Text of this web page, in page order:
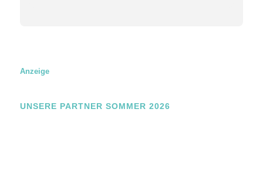
Anzeige
UNSERE PARTNER SOMMER 2026